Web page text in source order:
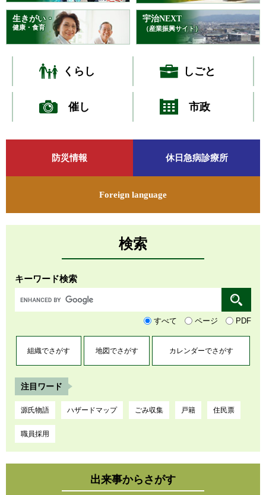
生きがい・
健康・食育
宇治NEXT
（産業振興サイト）
くらし しごと
催し 市政
防災情報
休日急病診療所
Foreign language
検索
キーワード検索
すべて ページ PDF
組織でさがす 地図でさがす カレンダーでさがす
注目ワード
源氏物語 ハザードマップ ごみ収集 戸籍 住民票
職員採用
出来事からさがす